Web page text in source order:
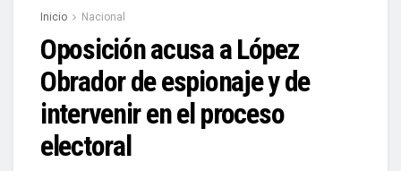
Inicio Nacional
Oposición acusa a López
Obrador de espionaje y de
intervenir en el proceso
electoral